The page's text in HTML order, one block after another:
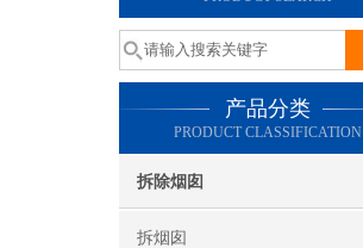
产品分类
PRODUCT CLASSIFICATION
拆除烟囱
拆烟囱